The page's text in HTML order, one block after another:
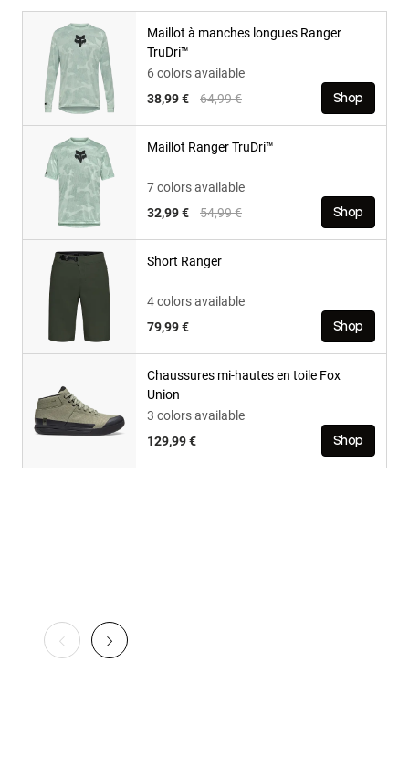
Maillot à manches longues Ranger
TruDri™
6 colors available
Price reduced from
64,99 €to
38,99 € Shop
Maillot Ranger TruDri™
7 colors available
Price reduced from
54,99 €to
32,99 € Shop
Short Ranger
4 colors available
79,99 €
Shop
Chaussures mi-hautes en toile Fox
Union
3 colors available
129,99 €
Shop